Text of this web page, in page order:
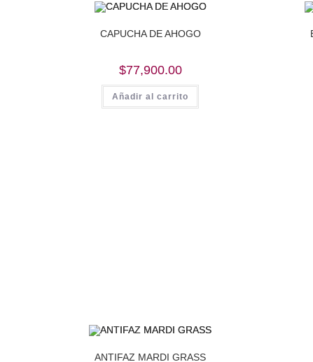
CAPUCHA DE AHOGO
$77,900.00
Añadir al carrito
ANTIFAZ MARDI GRASS